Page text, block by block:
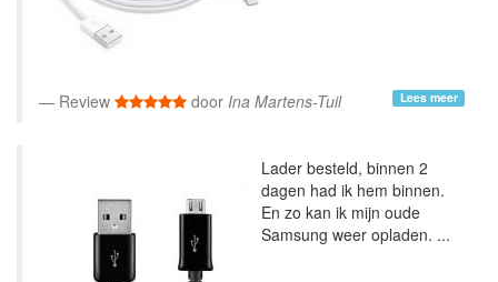
Review door Ina Martens-Tuil Lees meer
Lader besteld, binnen 2
dagen had ik hem binnen.
En zo kan ik mijn oude
Samsung weer opladen. ...